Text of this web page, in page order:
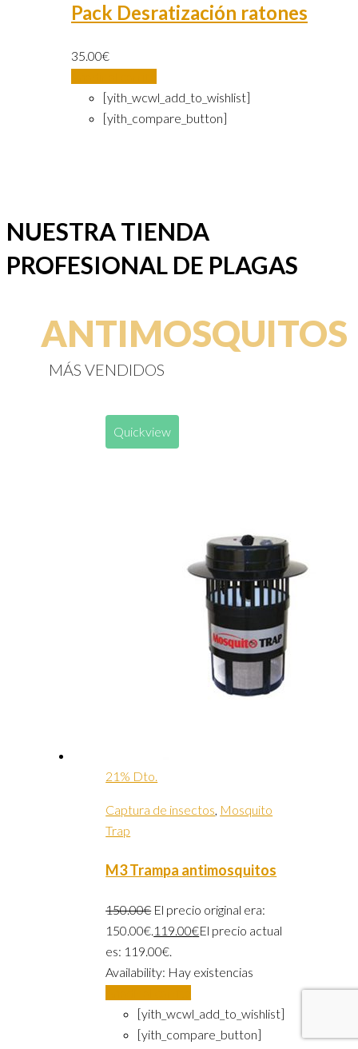
Pack Desratización ratones
35.00€
[yith_wcwl_add_to_wishlist]
[yith_compare_button]
NUESTRA TIENDA
PROFESIONAL DE PLAGAS
ANTIMOSQUITOS
MÁS VENDIDOS
Quickview
21% Dto.
Captura de insectos, Mosquito
Trap
M3 Trampa antimosquitos
150.00€ El precio original era:
150.00€.119.00€El precio actual
es: 119.00€.
Availability: Hay existencias
[yith_wcwl_add_to_wishlist]
[yith_compare_button]